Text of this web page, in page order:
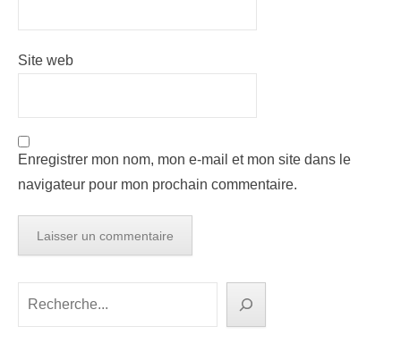
Site web
Enregistrer mon nom, mon e-mail et mon site dans le
navigateur pour mon prochain commentaire.